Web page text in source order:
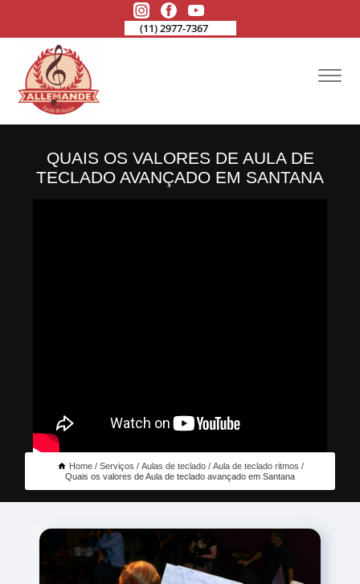
(11) 2977-7367
QUAIS OS VALORES DE AULA DE
TECLADO AVANÇADO EM SANTANA
Home Serviços Aulas de teclado
Aula de teclado ritmos
Quais os valores de Aula de teclado avançado em Santana